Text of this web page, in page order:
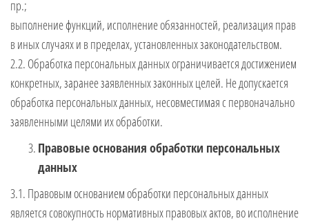
пр.;
выполнение функций, исполнение обязанностей, реализация прав
в иных случаях и в пределах, установленных законодательством.
2.2. Обработка персональных данных ограничивается достижением
конкретных, заранее заявленных законных целей. Не допускается
обработка персональных данных, несовместимая с первоначально
заявленными целями их обработки.
Правовые основания обработки персональных
данных
3.1. Правовым основанием обработки персональных данных
является совокупность нормативных правовых актов, во исполнение